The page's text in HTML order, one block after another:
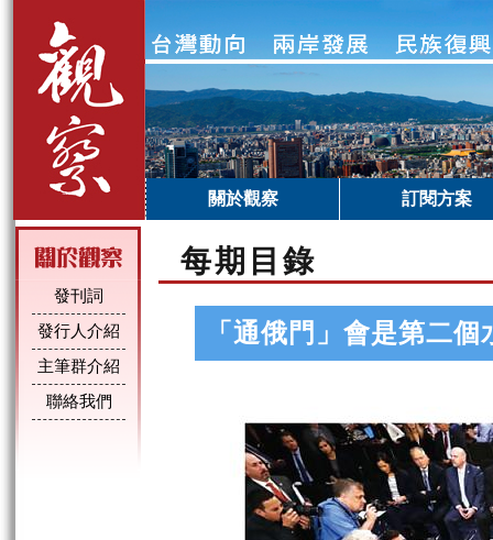
關於觀察 訂閱方案
發刊詞
發行人介紹
主筆群介紹
聯絡我們
每期目錄
「通俄門」會是第二